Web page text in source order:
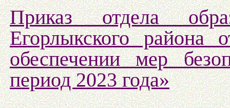
Приказ отдела
Егорлыкского
обеспечении мер
период 2023 года»